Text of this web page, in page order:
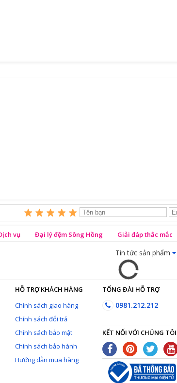
vụ Đại lý đệm Sông Hồng Giải đáp thắc mắc
Tin tức sản phẩm
HỖ TRỢ KHÁCH HÀNG
Chính sách giao hàng
Chính sách đổi trả
Chính sách bảo mật
Chính sách bảo hành
Hướng dẫn mua hàng
TỔNG ĐÀI HỖ TRỢ
0981.212.212
KẾT NỐI VỚI CHÚNG TÔI